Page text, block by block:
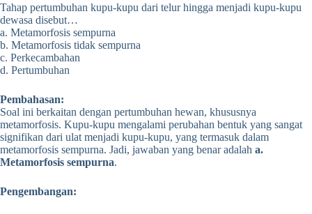
Tahap pertumbuhan kupu-kupu dari telur hingga menjadi kupu-kupu
dewasa disebut…
a. Metamorfosis sempurna
b. Metamorfosis tidak sempurna
c. Perkecambahan
d. Pertumbuhan
Pembahasan:
Soal ini berkaitan dengan pertumbuhan hewan, khususnya
metamorfosis. Kupu-kupu mengalami perubahan bentuk yang sangat
signifikan dari ulat menjadi kupu-kupu, yang termasuk dalam
metamorfosis sempurna. Jadi, jawaban yang benar adalah a.
Metamorfosis sempurna.
Pengembangan: